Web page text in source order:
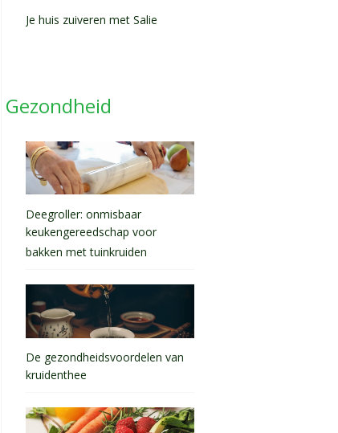
Je huis zuiveren met Salie
Gezondheid
Deegroller: onmisbaar
keukengereedschap voor
bakken met tuinkruiden
De gezondheidsvoordelen van
kruidenthee